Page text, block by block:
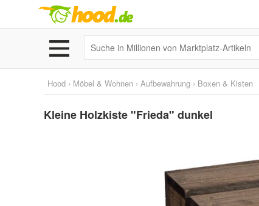
Hood › Möbel & Wohnen › Aufbewahrung › Boxen & Kisten
Kleine Holzkiste "Frieda" dunkel